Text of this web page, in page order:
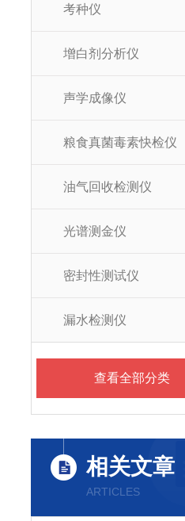
考种仪
增白剂分析仪
声学成像仪
粮食真菌毒素快检仪
油气回收检测仪
光谱测金仪
密封性测试仪
漏水检测仪
查看全部分类
相关文章
ARTICLES